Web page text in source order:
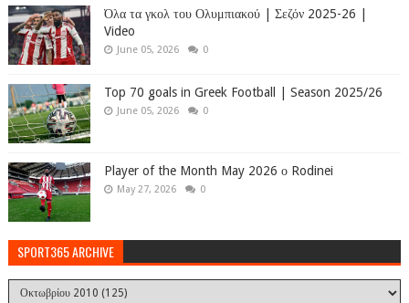
Όλα τα γκολ του Ολυμπιακού | Σεζόν 2025-26 |
Video
June 05, 2026 0
Top 70 goals in Greek Football | Season 2025/26
June 05, 2026 0
Player of the Month May 2026 ο Rodinei
May 27, 2026 0
SPORT365 ARCHIVE